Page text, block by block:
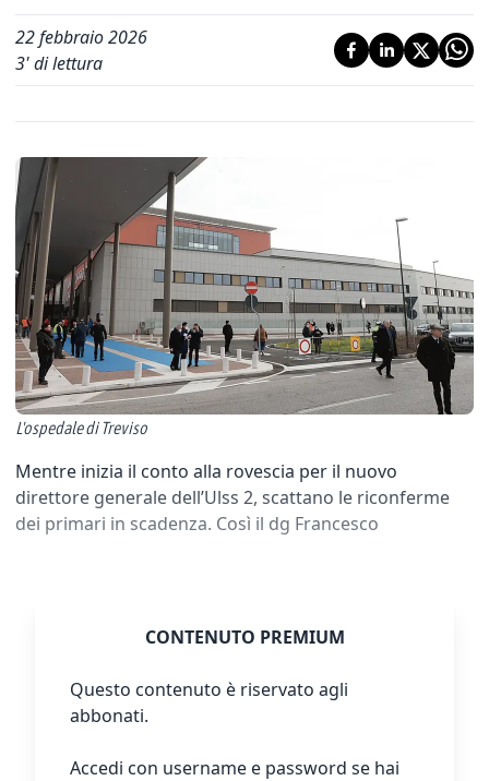
22 febbraio 2026
3' di lettura
L'ospedale di Treviso
Mentre inizia il conto alla rovescia per il nuovo
direttore generale dell’Ulss 2, scattano le riconferme
dei primari in scadenza. Così il dg Francesco
CONTENUTO PREMIUM
Questo contenuto è riservato agli
abbonati.
Accedi con username e password se hai